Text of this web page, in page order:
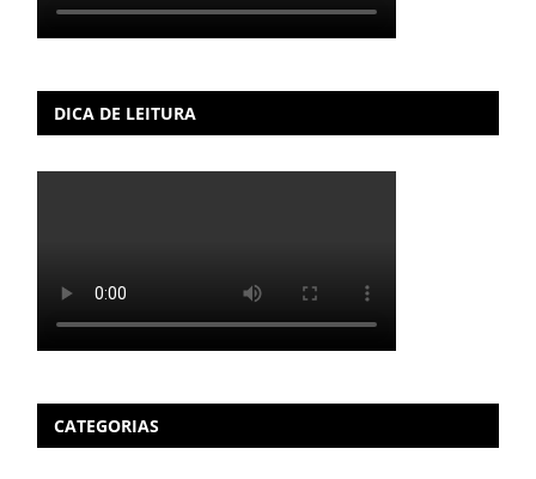
DICA DE LEITURA
CATEGORIAS